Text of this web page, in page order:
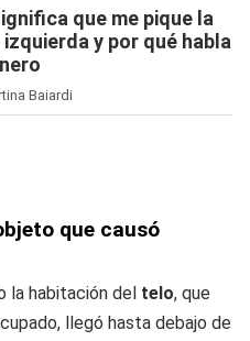
que me pique la
izquierda y por qué habla
Baiardi
que causó
la habitación del telo, que
llegó hasta debajo de